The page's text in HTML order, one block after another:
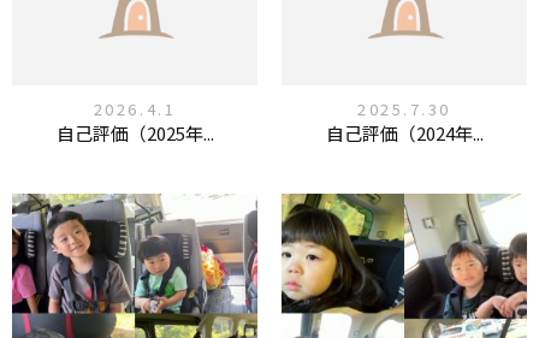
2026.4.1
自己評価（2025年...
2025.7.30
自己評価（2024年...